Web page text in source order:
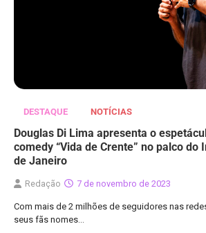
DESTAQUE NOTÍCIAS
Douglas Di Lima apresenta o
comedy “Vida de Crente” no palco do
de Janeiro
Redação 7 de novembro de 2023
Com mais de 2 milhões de seguidores nas
seus fãs nomes…